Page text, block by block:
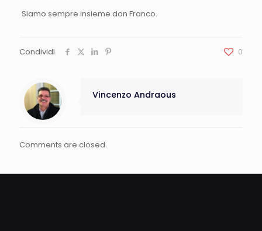
Siamo sempre insieme don Franco.
Condividi 0
Vincenzo Andraous
Comments are closed.